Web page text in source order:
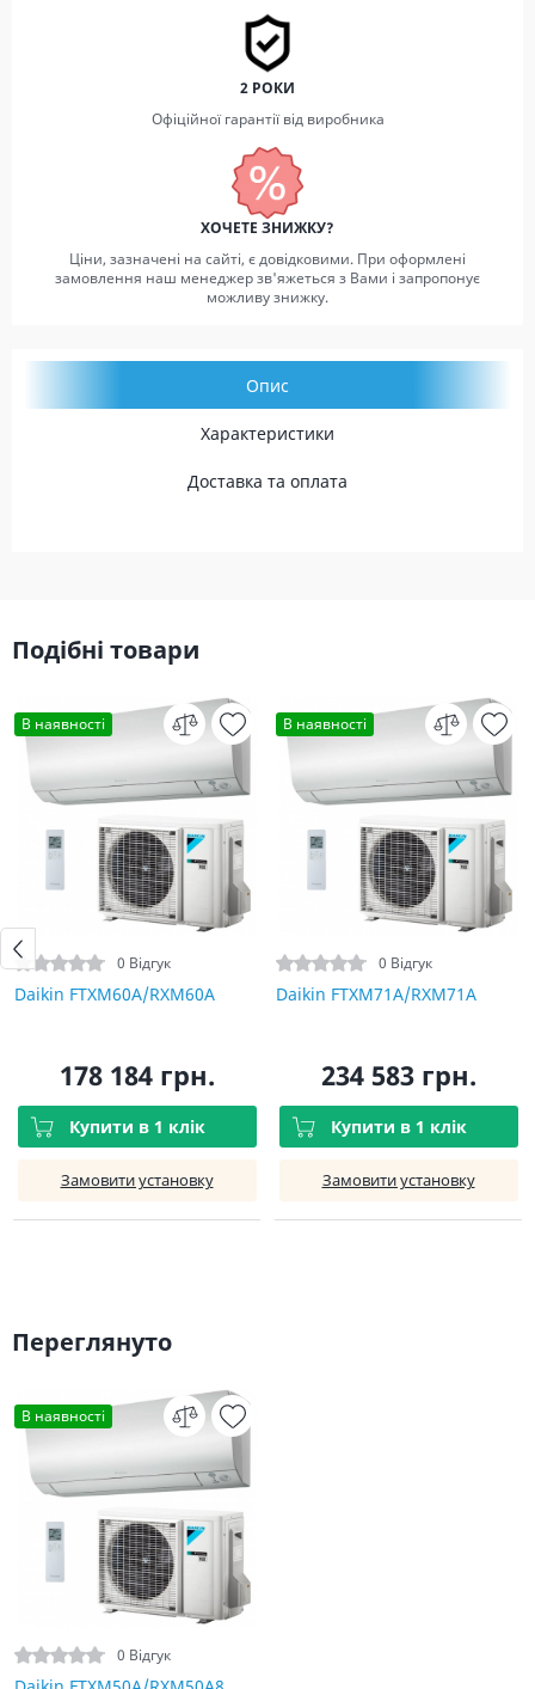
2 РОКИ
Офіційної гарантії від виробника
ХОЧЕТЕ ЗНИЖКУ?
Ціни, зазначені на сайті, є довідковими. При оформлені
замовлення наш менеджер зв'яжеться з Вами і запропонує
можливу знижку.
Опис
Характеристики
Доставка та оплата
Подібні товари
В наявності
0 Відгук
Daikin FTXM60A/RXM60A
178 184 грн.
Купити в 1 клік
Замовити установку
В наявності
0 Відгук
Daikin FTXM71A/RXM71A
234 583 грн.
Купити в 1 клік
Замовити установку
Переглянуто
В наявності
0 Відгук